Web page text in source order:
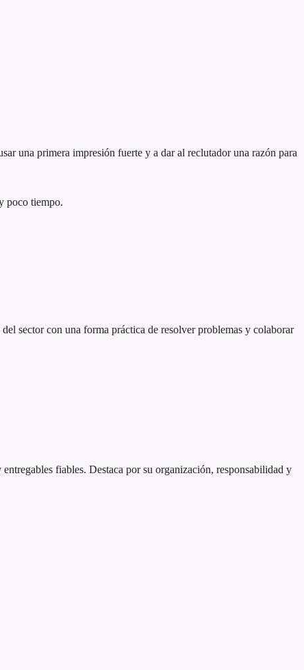
una primera impresión fuerte y a dar al reclutador una razón para
poco tiempo.
sector con una forma práctica de resolver problemas y colaborar
fiables. Destaca por su organización, responsabilidad y